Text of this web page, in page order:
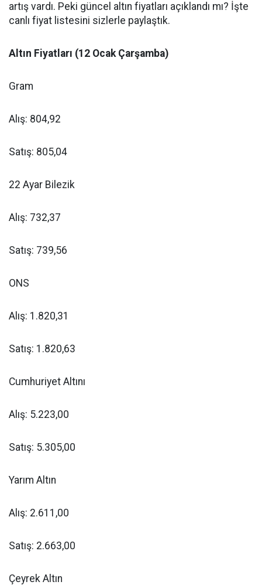
artış vardı. Peki güncel altın fiyatları açıklandı mı? İşte
canlı fiyat listesini sizlerle paylaştık.
Altın Fiyatları (12 Ocak Çarşamba)
Gram
Alış: 804,92
Satış: 805,04
22 Ayar Bilezik
Alış: 732,37
Satış: 739,56
ONS
Alış: 1.820,31
Satış: 1.820,63
Cumhuriyet Altını
Alış: 5.223,00
Satış: 5.305,00
Yarım Altın
Alış: 2.611,00
Satış: 2.663,00
Çeyrek Altın